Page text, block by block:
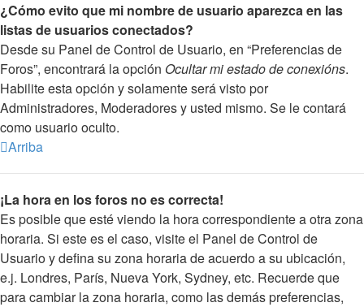
¿Cómo evito que mi nombre de usuario aparezca en las
listas de usuarios conectados?
Desde su Panel de Control de Usuario, en “Preferencias de
Foros”, encontrará la opción Ocultar mi estado de conexións.
Habilite esta opción y solamente será visto por
Administradores, Moderadores y usted mismo. Se le contará
como usuario oculto.
Arriba
¡La hora en los foros no es correcta!
Es posible que esté viendo la hora correspondiente a otra zona
horaria. Si este es el caso, visite el Panel de Control de
Usuario y defina su zona horaria de acuerdo a su ubicación,
e.j. Londres, París, Nueva York, Sydney, etc. Recuerde que
para cambiar la zona horaria, como las demás preferencias,